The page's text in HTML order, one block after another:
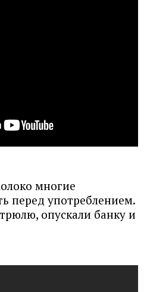
многие
перед употреблением.
опускали банку и